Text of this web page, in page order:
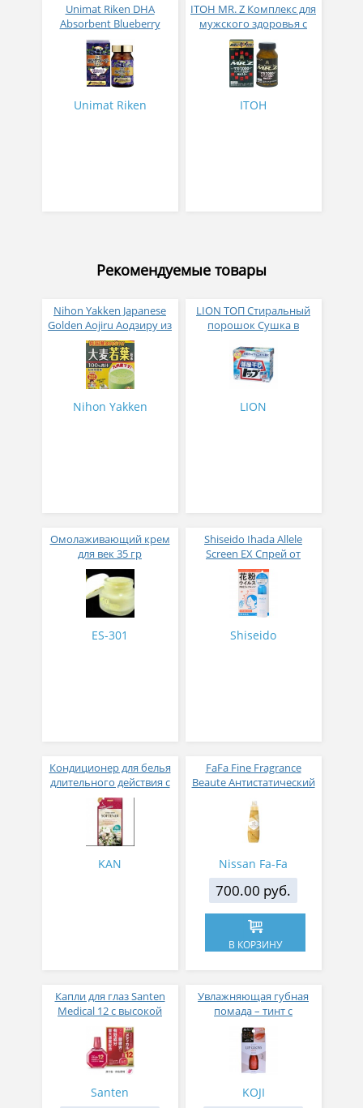
Unimat Riken DHA
Absorbent Blueberry
Lutein
Высокоусвояемый
экстракт черники,
лютеин и DHA № 90
Unimat Riken
ITOH MR. Z Комплекс для
мужского здоровья с
макой 7000 мг № 126
ITOH
Рекомендуемые товары
Nihon Yakken Japanese
Golden Aojiru Аодзиру из
листьев молодого
ячменя
Nihon Yakken
LION ТОП Стиральный
порошок Сушка в
гр
LION
Омолаживающий крем
для век 35 гр
ES-301
Shiseido Ihada Allele
Screen EX Спрей от
вирусов и аллергий 50
гр
Shiseido
Кондиционер для белья
длительного действия с
аромакапсулами с
экзотическим ароматом
500 мл
KAN
FaFa Fine Fragrance
Beaute Антистатический
с ароматом цветов,
мускуса и сандалового
дерева 600 мл
Nissan Fa-Fa
700.00 руб.
В КОРЗИНУ
Капли для глаз Santen
Medical 12 с высокой
концентрацией
активных компонентов
12 мл
Santen
Увлажняющая губная
помада – тинт с
аппликатором KOJI,
Красно-оранжевый
KOJI